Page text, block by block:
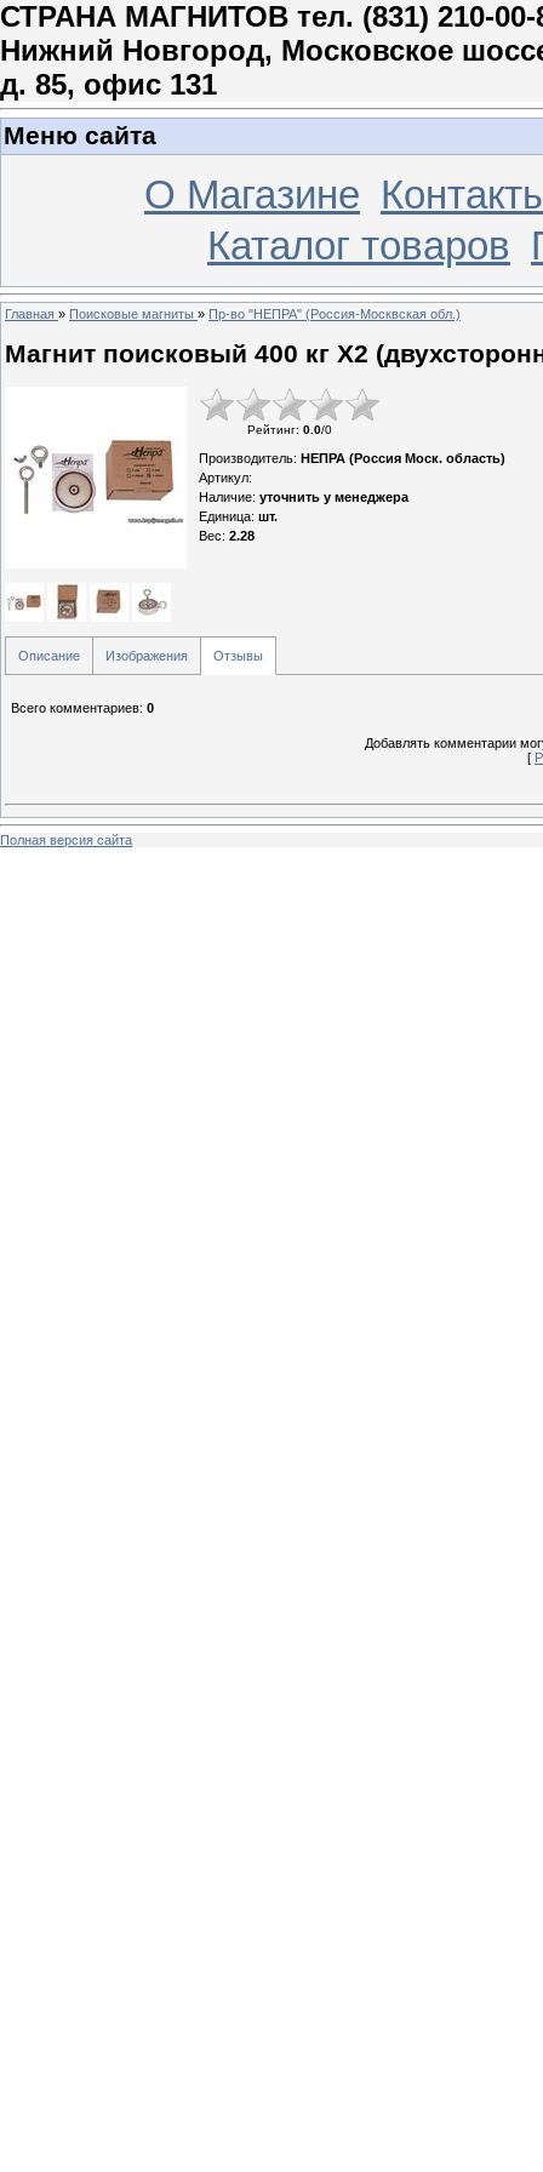
СТРАНА МАГНИТОВ тел. (831) 210-00-
Нижний Новгород, Московское
д. 85, офис 131
Меню сайта
О Магазине
Каталог товаров
Главная » Поисковые магниты » Пр-во "НЕПРА" (Россия-Москвская обл.)
Магнит поисковый 400 кг Х2
Рейтинг: 0.0/0
Производитель: НЕПРА (Россия Моск. область)
Артикул:
Наличие: уточнить у менеджера
Единица: шт.
Вес: 2.28
Описание Изображения Отзывы
Всего комментариев: 0
Добавлять комментарии
[
Полная версия сайта